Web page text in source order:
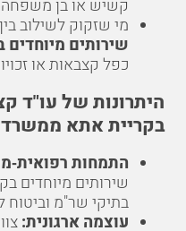
קשיש או בן משפחה
מי שזקוק לשילוב בין
שירותים
כפל קצבאות או
היתרונות של עו"ד
בקריית אתא
התמחות
שירותים מיוחדים
בתיקי שר"מ וביטוח
עוצמה ארגונית: